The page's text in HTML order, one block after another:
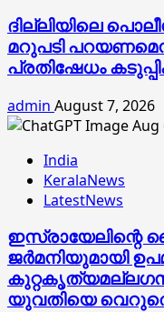
ദില്ലിയിലെ
മറുപടി
പ്രതിഷേധം
admin August 7, 2026
India
KeralaNews
LatestNews
ഇസ്രായേലിന്റെ
ജര്‍മനിയുമായി
യുവതിയെ